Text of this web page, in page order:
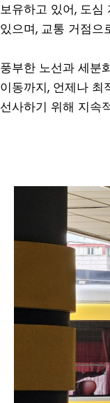
보유하고 있어, 도
있으며, 교통 거점으
풍부한 노선과 세분
이동까지, 언제나
선사하기 위해 지속